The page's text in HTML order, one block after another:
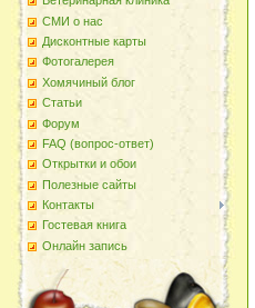
СМИ о нас
Дисконтные карты
Фотогалерея
Хомячиный блог
Статьи
Форум
FAQ (вопрос-ответ)
Открытки и обои
Полезные сайты
Контакты
Гостевая книга
Онлайн запись